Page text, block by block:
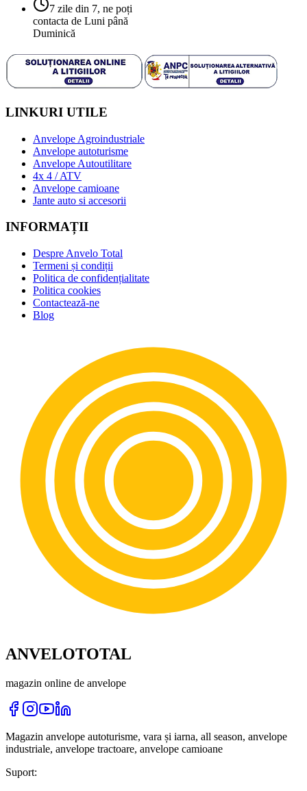
7 zile din 7, ne poți
contacta de Luni până
Duminică
LINKURI UTILE
Anvelope Agroindustriale
Anvelope autoturisme
Anvelope Autoutilitare
4x 4 / ATV
Anvelope camioane
Jante auto si accesorii
INFORMAȚII
Despre Anvelo Total
Termeni și condiții
Politica de confidențialitate
Politica cookies
Contactează-ne
Blog
ANVELOTOTAL
magazin online de anvelope
Magazin anvelope autoturisme, vara și iarna, all season, anvelope
industriale, anvelope tractoare, anvelope camioane
Suport: